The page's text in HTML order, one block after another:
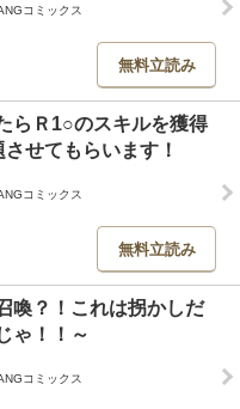
コミックス
無料立読み
らＲ1○のスキルを獲得
せてもらいます！
コミックス
無料立読み
？！これは拐かしだ
ゃ！！～
コミックス